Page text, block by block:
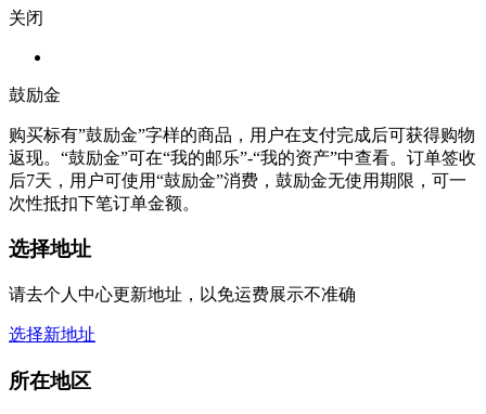
关闭
鼓励金
购买标有”鼓励金”字样的商品，用户在支付完成后可获得购物
返现。“鼓励金”可在“我的邮乐”-“我的资产”中查看。订单签收
后7天，用户可使用“鼓励金”消费，鼓励金无使用期限，可一
次性抵扣下笔订单金额。
选择地址
请去个人中心更新地址，以免运费展示不准确
选择新地址
所在地区